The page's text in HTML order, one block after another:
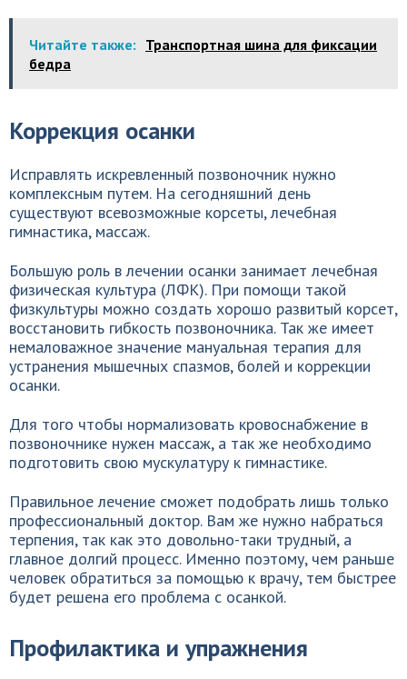
Читайте также: Транспортная шина для фиксации
бедра
Коррекция осанки
Исправлять искревленный позвоночник нужно
комплексным путем. На сегодняшний день
существуют всевозможные корсеты, лечебная
гимнастика, массаж.
Большую роль в лечении осанки занимает лечебная
физическая культура (ЛФК). При помощи такой
физкультуры можно создать хорошо развитый корсет,
восстановить гибкость позвоночника. Так же имеет
немаловажное значение мануальная терапия для
устранения мышечных спазмов, болей и коррекции
осанки.
Для того чтобы нормализовать кровоснабжение в
позвоночнике нужен массаж, а так же необходимо
подготовить свою мускулатуру к гимнастике.
Правильное лечение сможет подобрать лишь только
профессиональный доктор. Вам же нужно набраться
терпения, так как это довольно-таки трудный, а
главное долгий процесс. Именно поэтому, чем раньше
человек обратиться за помощью к врачу, тем быстрее
будет решена его проблема с осанкой.
Профилактика и упражнения